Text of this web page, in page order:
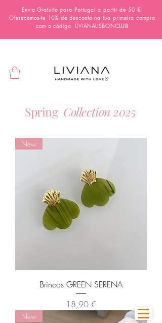
Envio Gratuito para Portugal a partir de 50 €
Oferecemos-te 10% de desconto na tua primeira compra
com o código
LIVIANALISBONCLUB
Spring Collection 2025
New
Brincos GREEN SERENA
Preço
18,90 €
New